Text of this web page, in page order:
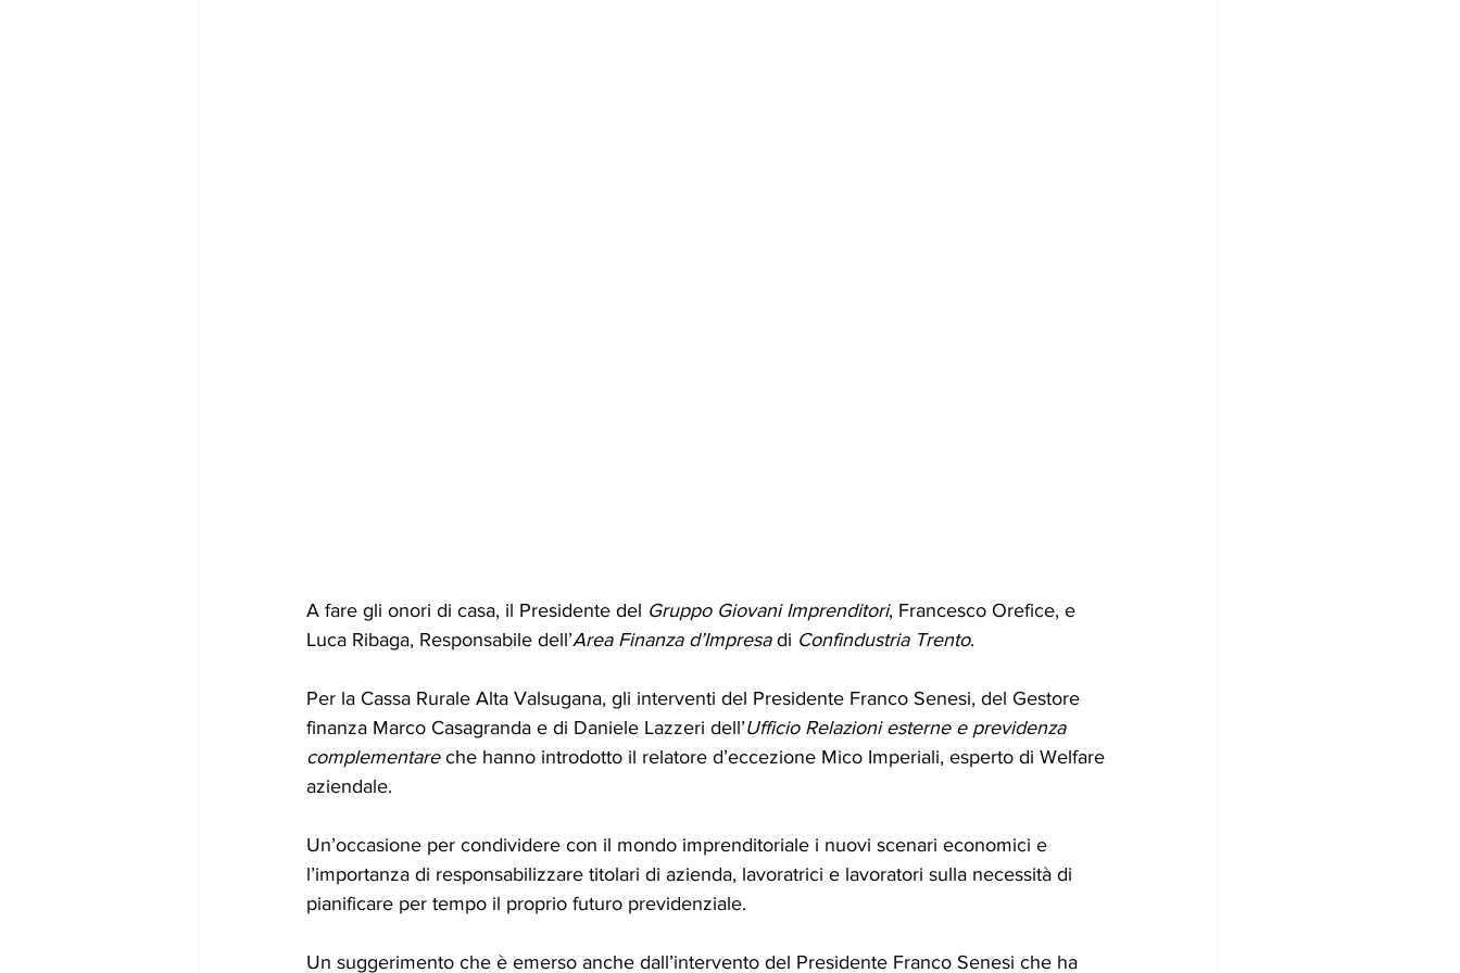
A fare gli onori di casa, il Presidente del Gruppo Giovani Imprenditori, Francesco Orefice, e
Luca Ribaga, Responsabile dell’Area Finanza d’Impresa di Confindustria Trento.
Per la Cassa Rurale Alta Valsugana, gli interventi del Presidente Franco Senesi, del Gestore
finanza Marco Casagranda e di Daniele Lazzeri dell’Ufficio Relazioni esterne e previdenza
complementare che hanno introdotto il relatore d’eccezione Mico Imperiali, esperto di Welfare
aziendale.
Un’occasione per condividere con il mondo imprenditoriale i nuovi scenari economici e
l’importanza di responsabilizzare titolari di azienda, lavoratrici e lavoratori sulla necessità di
pianificare per tempo il proprio futuro previdenziale.
Un suggerimento che è emerso anche dall’intervento del Presidente Franco Senesi che ha